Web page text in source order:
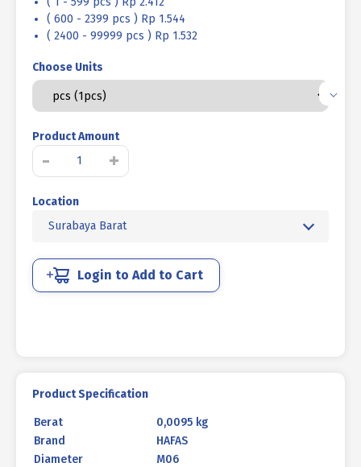
( 600 - 2399 pcs ) Rp 1.544
( 2400 - 99999 pcs ) Rp 1.532
Choose Units
Product Amount
-
Kuantitas
C
STAINLESS
M6
X
+
Location
Surabaya Barat
Login to Add to Cart
Product Specification
Berat
0,0095 kg
Brand
HAFAS
Diameter
M06